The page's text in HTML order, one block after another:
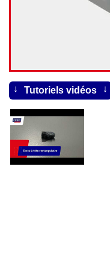
Tutoriels vidéos